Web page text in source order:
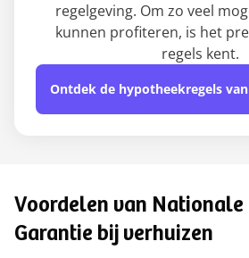
regelgeving. Om zo veel
kunnen profiteren, is het
regels kent.
Ontdek de hypotheekregels van
Voordelen van
Garantie bij verhuizen